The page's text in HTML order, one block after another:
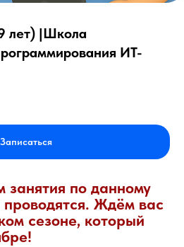
лет) |Школа
ИТ-
Записаться
занятия по данному
Ждём вас
сезоне, который